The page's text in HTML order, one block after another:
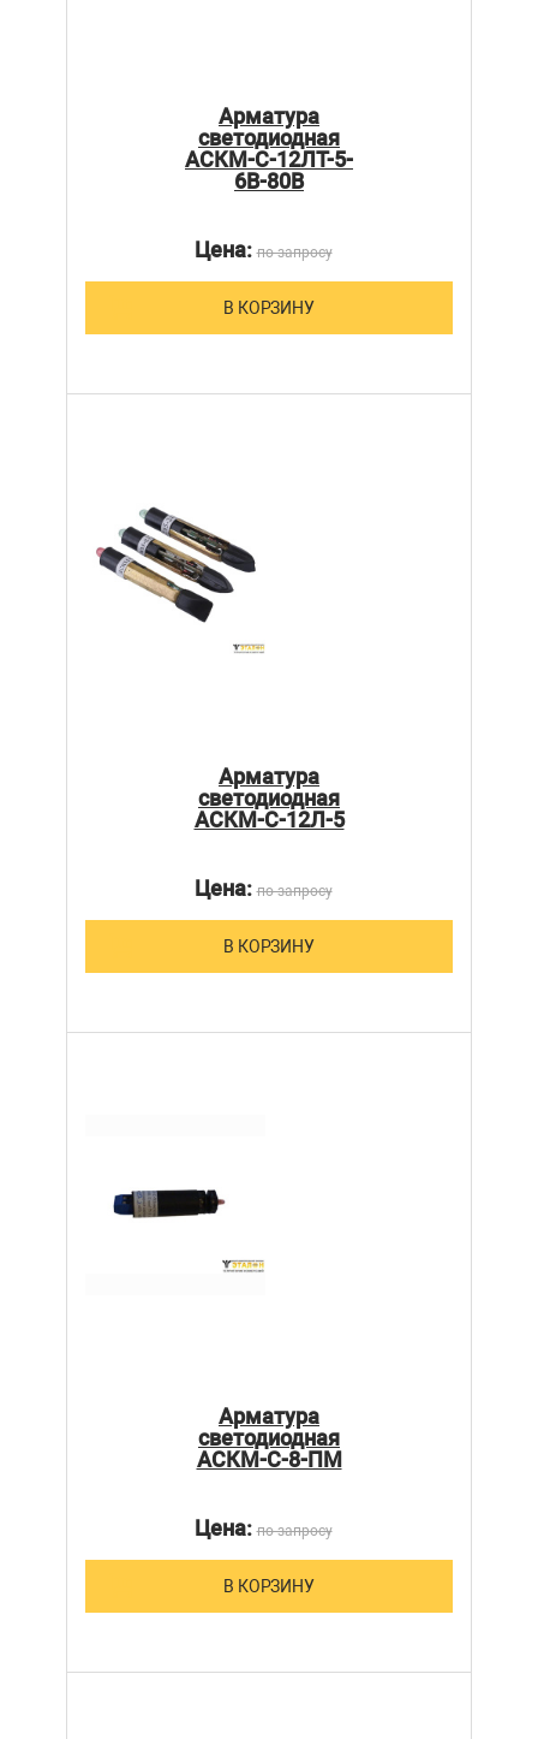
Арматура
светодиодная
АСКМ-С-12ЛТ-5-
6В-80В
Цена:по запросу
В КОРЗИНУ
Арматура
светодиодная
АСКМ-С-12Л-5
Цена:по запросу
В КОРЗИНУ
Арматура
светодиодная
АСКМ-С-8-ПМ
Цена:по запросу
В КОРЗИНУ